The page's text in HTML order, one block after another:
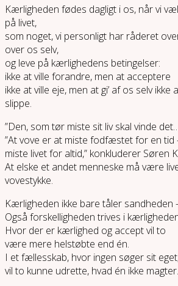
Kærligheden fødes dagligt i os, når vi
på livet,
som noget, vi personligt har råderet
over os selv,
og leve på kærlighedens betingelser:
ikke at ville forandre, men at acceptere
ikke at ville eje, men at gi’ af os selv ikke
slippe.
”Den, som tør miste sit liv skal vinde
”At vove er at miste fodfæstet for en tid
miste livet for altid,” konkluderer Søren
At elske et andet menneske må være
vovestykke.
Kærligheden ikke bare tåler sandheden
Også forskelligheden trives i
Hvor der er kærlighed og accept vil to
være mere helstøbte end én.
I et fællesskab, hvor ingen søger sit
vil to kunne udrette, hvad én ikke magter.